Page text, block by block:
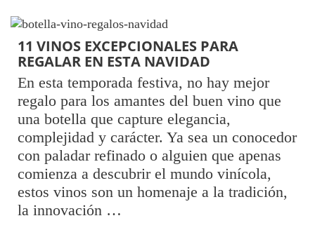
11 VINOS EXCEPCIONALES PARA
REGALAR EN ESTA NAVIDAD
En esta temporada festiva, no hay mejor
regalo para los amantes del buen vino que
una botella que capture elegancia,
complejidad y carácter. Ya sea un conocedor
con paladar refinado o alguien que apenas
comienza a descubrir el mundo vinícola,
estos vinos son un homenaje a la tradición,
la innovación …